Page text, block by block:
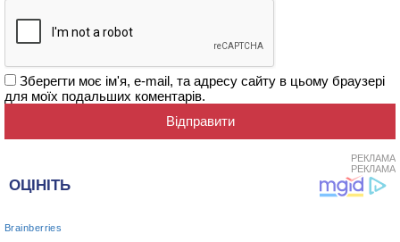
Зберегти моє ім'я, e-mail, та адресу сайту в цьому браузері
для моїх подальших коментарів.
РЕКЛАМА
РЕКЛАМА